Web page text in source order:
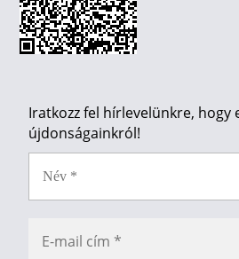
Iratkozz fel hírlevelünkre, hogy
újdonságainkról!